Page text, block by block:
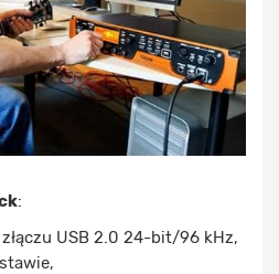
:
USB 2.0 24-bit/96 kHz,